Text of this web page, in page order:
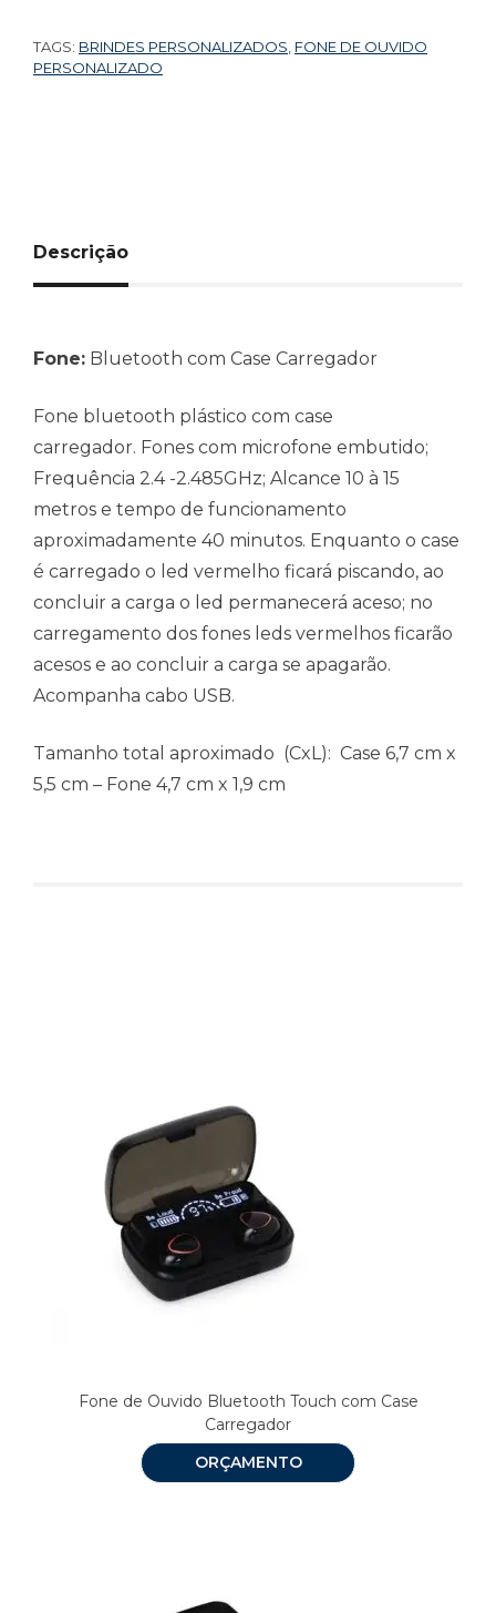
TAGS: BRINDES PERSONALIZADOS FONE DE OUVIDO
PERSONALIZADO
Descrição
Fone: Bluetooth com Case Carregador
Fone bluetooth plástico com case
carregador. Fones com microfone embutido;
Frequência 2.4 -2.485GHz; Alcance 10 à 15
metros e tempo de funcionamento
aproximadamente 40 minutos. Enquanto o case
é carregado o led vermelho ficará piscando, ao
concluir a carga o led permanecerá aceso; no
carregamento dos fones leds vermelhos ficarão
acesos e ao concluir a carga se apagarão.
Acompanha cabo USB.
Tamanho total aproximado (CxL): Case 6,7 cm x
5,5 cm – Fone 4,7 cm x 1,9 cm
Fone de Ouvido Bluetooth Touch com Case
Carregador
ORÇAMENTO